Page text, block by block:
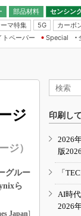
部品材料 センシン
マ特集
5G カーボ
IoT・エッジコンピュ
EXPO
TECHNO-FRONTIER
人とくるま展
トペーパー
Special
ジ
ジ）
グルー
ら
Japan]
印刷し
2026
版
「
AI時
2026